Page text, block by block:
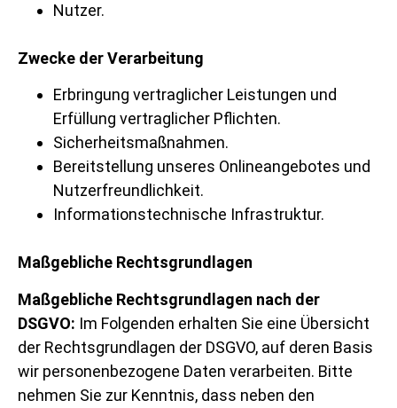
Nutzer.
Zwecke der Verarbeitung
Erbringung vertraglicher Leistungen und
Erfüllung vertraglicher Pflichten.
Sicherheitsmaßnahmen.
Bereitstellung unseres Onlineangebotes und
Nutzerfreundlichkeit.
Informationstechnische Infrastruktur.
Maßgebliche Rechtsgrundlagen
Maßgebliche Rechtsgrundlagen nach der
DSGVO: Im Folgenden erhalten Sie eine Übersicht
der Rechtsgrundlagen der DSGVO, auf deren Basis
wir personenbezogene Daten verarbeiten. Bitte
nehmen Sie zur Kenntnis, dass neben den